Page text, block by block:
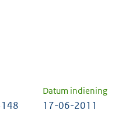
Datum indiening
17-06-2011